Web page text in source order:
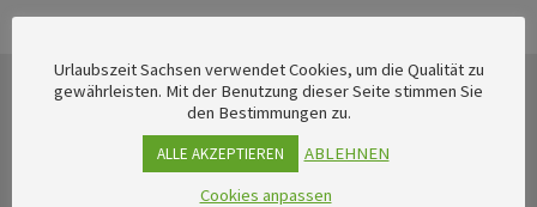
Urlaubszeit Sachsen verwendet Cookies, um die Qualität zu
gewährleisten. Mit der Benutzung dieser Seite stimmen Sie
den Bestimmungen zu.
ALLE AKZEPTIEREN
ABLEHNEN
Cookies anpassen